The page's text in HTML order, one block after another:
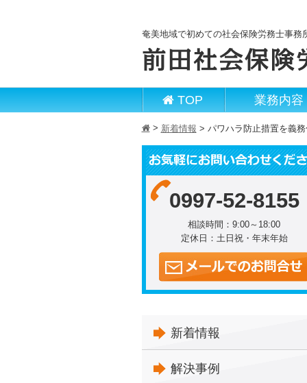
奄美地域で初めての社会保険労務士事務
TOP 業務内容
h> 新着情報 > パワハラ防止措置を義
0997-52-8155
相談時間：9:00～18:00
定休日：土日祝・年末年始
新着情報
解決事例